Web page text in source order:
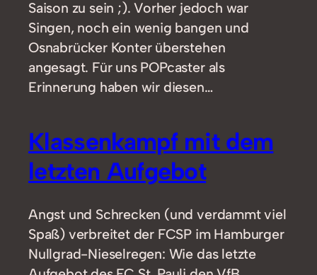
Saison zu sein ;). Vorher jedoch war
Singen, noch ein wenig bangen und
Osnabrücker Konter überstehen
angesagt. Für uns POPcaster als
Erinnerung haben wir diesen…
Klassenkampf mit dem
letzten Aufgebot
Angst und Schrecken (und verdammt viel
Spaß) verbreitet der FCSP im Hamburger
Nullgrad-Nieselregen: Wie das letzte